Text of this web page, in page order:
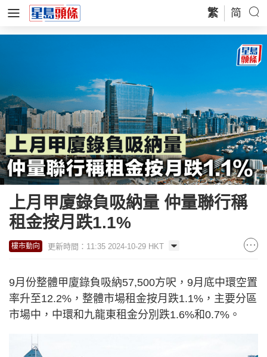
繁 简
上月甲廈錄負吸納量 仲量聯行稱
租金按月跌1.1%
樓市動向 更新時間：11:35 2024-10-29 HKT
9月份整體甲廈錄負吸納57,500方呎，9月底中環空置
率升至12.2%，整體市場租金按月跌1.1%，主要分區
市場中，中環和九龍東租金分別跌1.6%和0.7%。